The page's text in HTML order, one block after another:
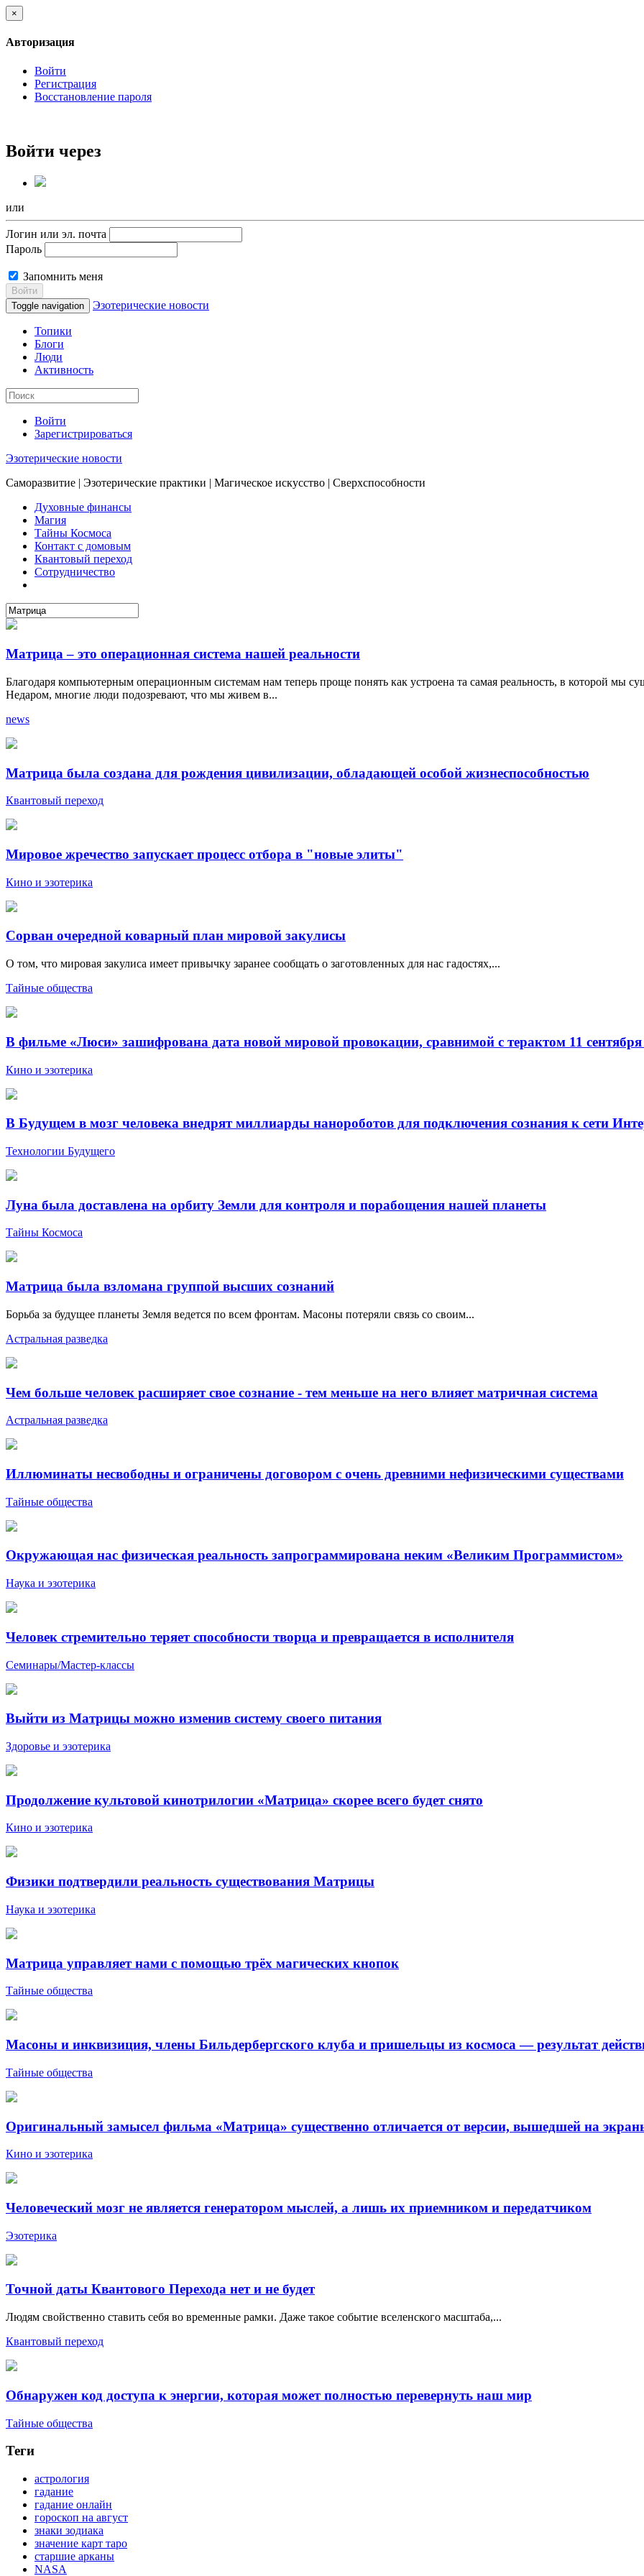
×
Авторизация
Войти
Регистрация
Восстановление пароля
Войти через
или
Логин или эл. почта
Пароль
Запомнить меня
Войти
Toggle navigation
Эзотерические новости
Топики
Блоги
Люди
Активность
Войти
Зарегистрироваться
Эзотерические новости
Саморазвитие | Эзотерические практики | Магическое искусство | Сверхспособности
Духовные финансы
Магия
Тайны Космоса
Контакт с домовым
Квантовый переход
Сотрудничество
Матрица – это операционная система нашей реальности
Благодаря компьютерным операционным системам нам теперь проще понять как устроена та самая реальность, в которой мы
Недаром, многие люди подозревают, что мы живем в...
news
Матрица была создана для рождения цивилизации, обладающей особой жизнеспособностью
Квантовый переход
Мировое жречество запускает процесс отбора в "новые элиты"
Кино и эзотерика
Сорван очередной коварный план мировой закулисы
О том, что мировая закулиса имеет привычку заранее сообщать о заготовленных для нас гадостях,...
Тайные общества
В фильме «Люси» зашифрована дата новой мировой провокации, сравнимой с терактом 11 сентября
Кино и эзотерика
В Будущем в мозг человека внедрят миллиарды нанороботов для подключения сознания к сети
Технологии Будущего
Луна была доставлена на орбиту Земли для контроля и порабощения нашей планеты
Тайны Космоса
Матрица была взломана группой высших сознаний
Борьба за будущее планеты Земля ведется по всем фронтам. Масоны потеряли связь со своим...
Астральная разведка
Чем больше человек расширяет свое сознание - тем меньше на него влияет матричная система
Астральная разведка
Иллюминаты несвободны и ограничены договором с очень древними нефизическими существами
Тайные общества
Окружающая нас физическая реальность запрограммирована неким «Великим Программистом»
Наука и эзотерика
Человек стремительно теряет способности творца и превращается в исполнителя
Семинары/Мастер-классы
Выйти из Матрицы можно изменив систему своего питания
Здоровье и эзотерика
Продолжение культовой кинотрилогии «Матрица» скорее всего будет снято
Кино и эзотерика
Физики подтвердили реальность существования Матрицы
Наука и эзотерика
Матрица управляет нами с помощью трёх магических кнопок
Тайные общества
Масоны и инквизиция, члены Бильдербергского клуба и пришельцы из космоса — результат
Тайные общества
Оригинальный замысел фильма «Матрица» существенно отличается от версии, вышедшей на
Кино и эзотерика
Человеческий мозг не является генератором мыслей, а лишь их приемником и передатчиком
Эзотерика
Точной даты Квантового Перехода нет и не будет
Людям свойственно ставить себя во временные рамки. Даже такое событие вселенского масштаба,...
Квантовый переход
Обнаружен код доступа к энергии, которая может полностью перевернуть наш мир
Тайные общества
Теги
астрология
гадание
гадание онлайн
гороскоп на август
знаки зодиака
значение карт таро
старшие арканы
NASA